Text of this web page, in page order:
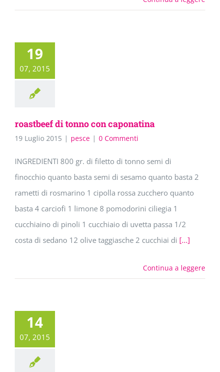
19
07, 2015
roastbeef di tonno con caponatina
19 Luglio 2015 | pesce | 0 Commenti
INGREDIENTI 800 gr. di filetto di tonno semi di
finocchio quanto basta semi di sesamo quanto basta 2
rametti di rosmarino 1 cipolla rossa zucchero quanto
basta 4 carciofi 1 limone 8 pomodorini ciliegia 1
cucchiaino di pinoli 1 cucchiaio di uvetta passa 1/2
costa di sedano 12 olive taggiasche 2 cucchiai di [...]
Continua a leggere
14
07, 2015